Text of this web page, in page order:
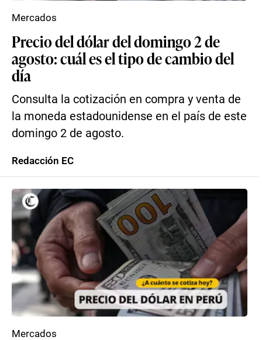
Precio del dólar del domingo 2 de
agosto: cuál es el tipo de cambio del
día
Consulta la cotización en compra y venta de
la moneda estadounidense en el país de este
domingo 2 de agosto.
Mercados
Redacción EC
Mercados